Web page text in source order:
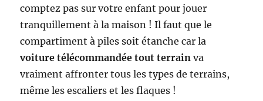
comptez pas sur votre enfant pour jouer
tranquillement à la maison ! Il faut que le
compartiment à piles soit étanche car la
voiture télécommandée tout terrainva
vraiment affronter tous les types de terrains,
même les escaliers et les flaques !